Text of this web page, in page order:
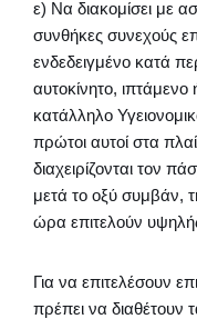
ε) Να διακομίσει με
συνθήκες συνεχούς
ενδεδειγμένο κατά
αυτοκίνητο,
κατάλληλο
πρώτοι αυτοί στα
διαχειρίζονται τον
μετά το οξύ συμβάν,
ώρα επιτελούν
Για να επιτελέσουν
πρέπει να διαθέτουν